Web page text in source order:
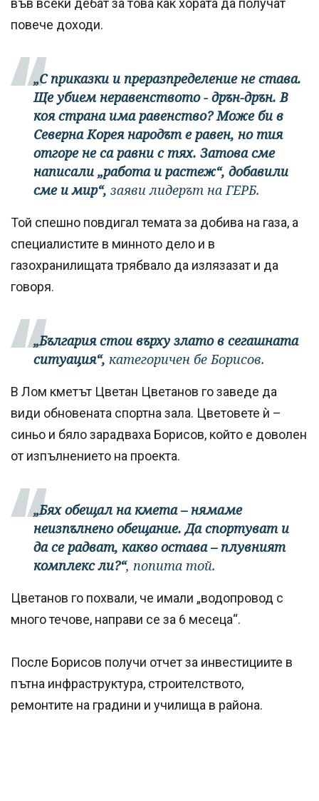
повече доходи.
„С приказки и преразпределение не става.
Ще убием неравенството - дрън-дрън. В
коя страна има равенство? Може би в
Северна Корея народът е равен, но тия
отгоре не са равни с тях. Затова сме
написали „работа и растеж“, добавили
сме и мир“, заяви лидерът на ГЕРБ.
Той спешно повдигал темата за добива на газа, а
специалистите в минното дело и в
газохранилищата трябвало да излязазат и да
говоря.
„България стои върху злато в сегашната
ситуация“, категоричен бе Борисов.
В Лом кметът Цветан Цветанов го заведе да
види обновената спортна зала. Цветовете ѝ –
синьо и бяло зарадваха Борисов, който е доволен
от изпълнението на проекта.
„Бях обещал на кмета – нямаме
неизпълнено обещание. Да спортуват и
да се радват, какво остава – плувният
комплекс ли?“, попита той.
Цветанов го похвали, че имали „водопровод с
много течове, направи се за 6 месеца“.
После Борисов получи отчет за инвестициите в
пътна инфраструктура, строителството,
ремонтите на градини и училища в района.